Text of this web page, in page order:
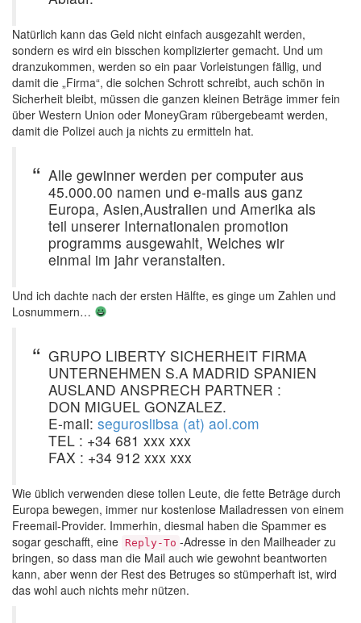
Natürlich kann das Geld nicht einfach ausgezahlt werden,
sondern es wird ein bisschen komplizierter gemacht. Und um
dranzukommen, werden so ein paar Vorleistungen fällig, und
damit die „Firma“, die solchen Schrott schreibt, auch schön in
Sicherheit bleibt, müssen die ganzen kleinen Beträge immer fein
über Western Union oder MoneyGram rübergebeamt werden,
damit die Polizei auch ja nichts zu ermitteln hat.
Alle gewinner werden per computer aus
45.000.00 namen und e-mails aus ganz
Europa, Asien,Australien und Amerika als
teil unserer Internationalen promotion
programms ausgewahlt, Welches wir
einmal im jahr veranstalten.
Und ich dachte nach der ersten Hälfte, es ginge um Zahlen und
Losnummern…
GRUPO LIBERTY SICHERHEIT FIRMA
UNTERNEHMEN S.A MADRID SPANIEN
AUSLAND ANSPRECH PARTNER :
DON MIGUEL GONZALEZ.
E-mail: seguroslibsa (at) aol.com
TEL : +34 681 xxx xxx
FAX : +34 912 xxx xxx
Wie üblich verwenden diese tollen Leute, die fette Beträge durch
Europa bewegen, immer nur kostenlose Mailadressen von einem
Freemail-Provider. Immerhin, diesmal haben die Spammer es
sogar geschafft, eine Reply-To -Adresse in den Mailheader zu
bringen, so dass man die Mail auch wie gewohnt beantworten
kann, aber wenn der Rest des Betruges so stümperhaft ist, wird
das wohl auch nichts mehr nützen.